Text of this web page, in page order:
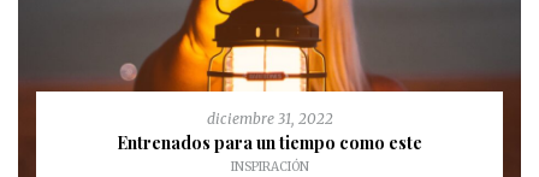
diciembre 31, 2022
Entrenados para un tiempo como este
INSPIRACIÓN